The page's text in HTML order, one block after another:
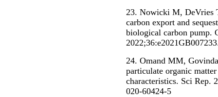
23. Nowicki M, DeVries
carbon export and
biological carbon pump.
24. Omand MM,
particulate organic
characteristics. Sci Rep.
020-60424-5